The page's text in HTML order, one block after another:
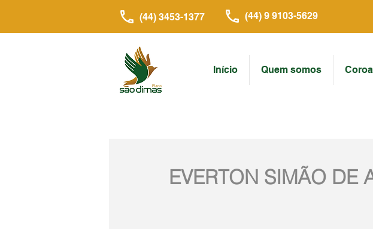
(44) 3453-1377 (44) 9 9103-5629
Início Quem somos
EVERTON SIMÃO DE